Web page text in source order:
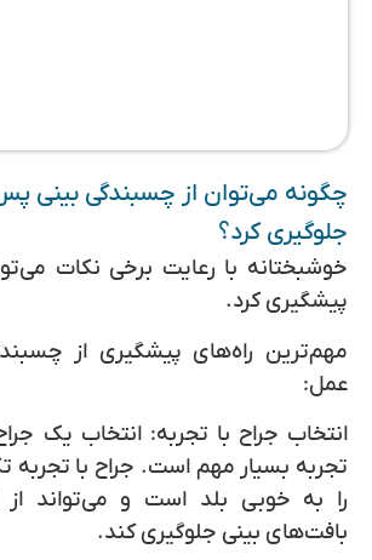
چگونه می‌توان از چسبندگی بینی
جلوگیری کرد؟
خوشبختانه با رعایت برخی نکات
پیشگیری کرد.
مهم‌ترین راه‌های پیشگیری از
عمل:
انتخاب جراح با تجربه:انتخاب یک
تجربه بسیار مهم است. جراح با تجربه
را به خوبی بلد است و می‌تواند از
بافت‌های بینی جلوگیری کند.